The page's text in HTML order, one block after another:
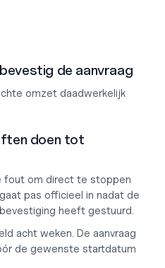
de aanvraag
omzet daadwerkelijk
doen tot
fout om direct te stoppen
pas officieel in nadat de
heeft gestuurd.
acht weken. De aanvraag
de gewenste startdatum